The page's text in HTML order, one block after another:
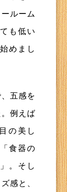
ルーム
も低い
めまし
五感を
例えば
の美し
食器の
。そし
感と、